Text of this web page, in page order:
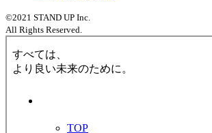
©2021 STAND UP Inc.
All Rights Reserved.